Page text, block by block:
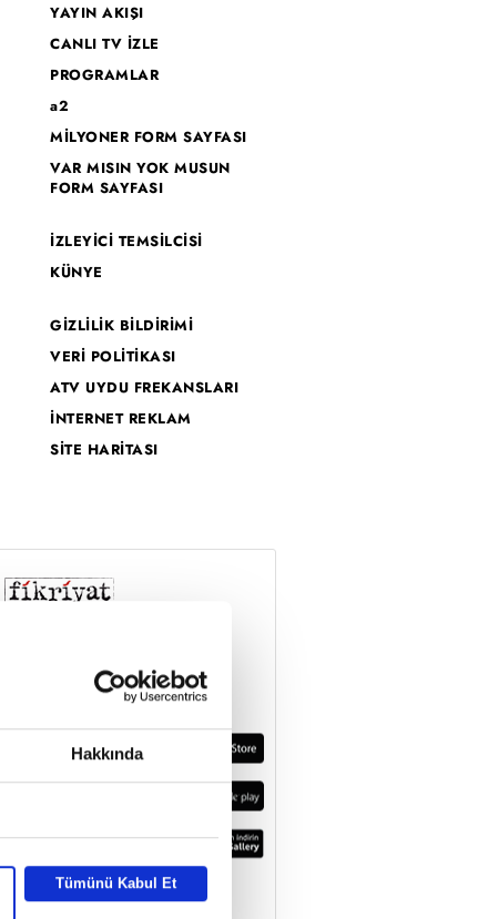
Hakkında
Tümünü Kabul Et
YAYIN AKIŞI
CANLI TV İZLE
PROGRAMLAR
a2
MİLYONER FORM SAYFASI
VAR MISIN YOK MUSUN
FORM SAYFASI
İZLEYİCİ TEMSİLCİSİ
KÜNYE
GİZLİLİK BİLDİRİMİ
VERİ POLİTİKASI
ATV UYDU FREKANSLARI
İNTERNET REKLAM
SİTE HARİTASI